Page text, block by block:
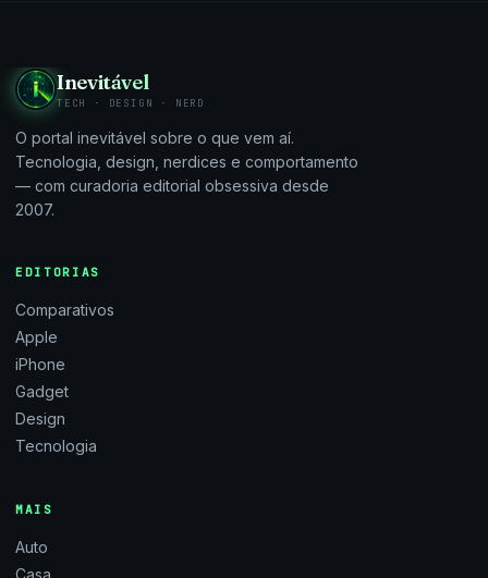
Inevitável
TECH · DESIGN · NERD
O portal inevitável sobre o que vem aí.
Tecnologia, design, nerdices e comportamento
— com curadoria editorial obsessiva desde
2007.
EDITORIAS
Comparativos
Apple
iPhone
Gadget
Design
Tecnologia
MAIS
Auto
Casa